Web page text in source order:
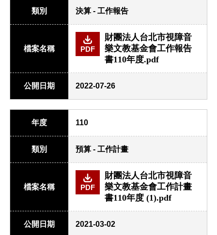
類別 決算 - 工作報告
檔案名稱 PDF
財團法人台北市視障音
樂文教基金會工作報告
書110年度.pdf
公開日期 2022-07-26
年度 110
類別 預算 - 工作計畫
檔案名稱 PDF
財團法人台北市視障音
樂文教基金會工作計畫
書110年度 (1).pdf
公開日期 2021-03-02